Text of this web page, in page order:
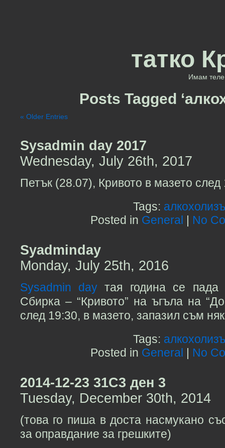
татко
Имам теле
Posts Tagged
« Older Entries
Sysadmin day 2017
Wednesday, July 26th, 2017
Петък (28.07), Кривото в мазето след
Tags:
Posted in General | No
Syadminday
Monday, July 25th, 2016
Sysadmin dayтая година се пада
Сбирка – “Кривото” на ъгъла на
след 19:30, в мазето, запазил съм
Tags:
Posted in General | No
2014-12-23 31C3 ден 3
Tuesday, December 30th, 2014
(това го пиша в доста насмукано
за оправдание за грешките)